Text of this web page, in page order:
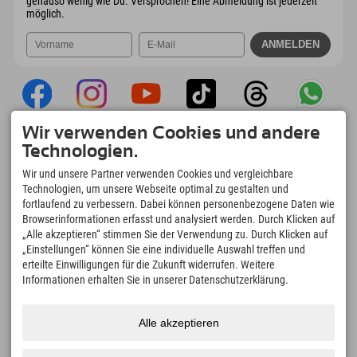
möglich.
Explorer App
Upload Deiner #ExplorerMoments, Mein
Explorer To Go mit Buchungsübersicht,
Bucketlist, Restaurantübersicht uvm. Jetzt
downloaden!
Zeit für Explorer Moments
166
Bergseen und Erlebnisbäder
4.634km
Pisten zum Skifahren und
97
Wir verwenden Cookies und andere
Technologien.
Wir und unsere Partner verwenden Cookies und vergleichbare
Technologien, um unsere Webseite optimal zu gestalten und
fortlaufend zu verbessern. Dabei können personenbezogene Daten wie
Browserinformationen erfasst und analysiert werden. Durch Klicken auf
„Alle akzeptieren“ stimmen Sie der Verwendung zu. Durch Klicken auf
„Einstellungen“ können Sie eine individuelle Auswahl treffen und
erteilte Einwilligungen für die Zukunft widerrufen. Weitere
Informationen erhalten Sie in unserer Datenschutzerklärung.
Alle akzeptieren